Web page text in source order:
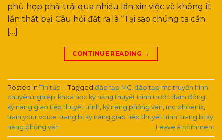
phù hợp phải trải qua nhiều lần xin việc và không ít
lần thất bại. Câu hỏi đặt ra là “Tại sao chúng ta cần
[…]
CONTINUE READING →
Posted in Tin tức Tagged đào tạo MC, đào tạo mc truyền hình
chuyên nghiệp, khoá học kỹ năng thuyết trình trước đám đông,
kỹ năng giao tiếp thuyết trình, kỹ năng phỏng vấn, mc phoenix,
train your voice,trang bị kỹ năng giao tiếp thuyết trình,trang bị kỹ
năng phỏng vấn
Leave a comment